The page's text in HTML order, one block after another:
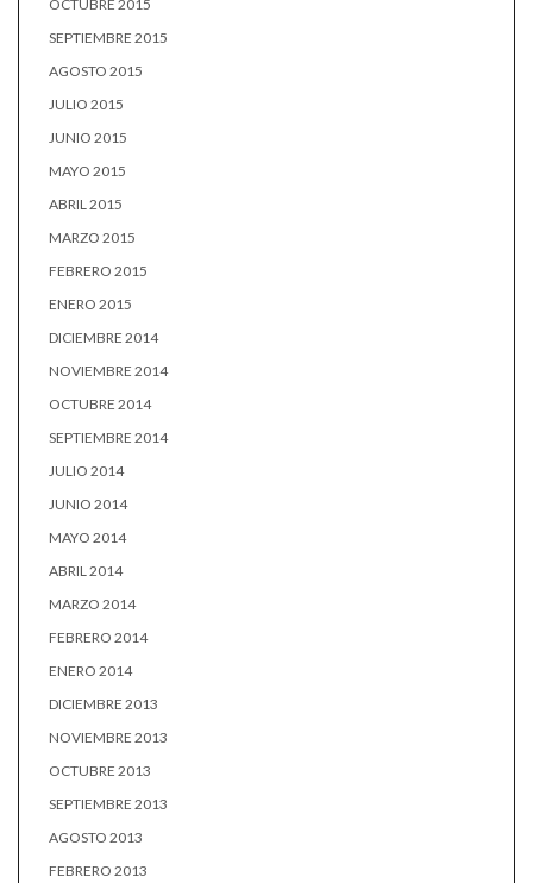
OCTUBRE 2015
SEPTIEMBRE 2015
AGOSTO 2015
JULIO 2015
JUNIO 2015
MAYO 2015
ABRIL 2015
MARZO 2015
FEBRERO 2015
ENERO 2015
DICIEMBRE 2014
NOVIEMBRE 2014
OCTUBRE 2014
SEPTIEMBRE 2014
JULIO 2014
JUNIO 2014
MAYO 2014
ABRIL 2014
MARZO 2014
FEBRERO 2014
ENERO 2014
DICIEMBRE 2013
NOVIEMBRE 2013
OCTUBRE 2013
SEPTIEMBRE 2013
AGOSTO 2013
FEBRERO 2013